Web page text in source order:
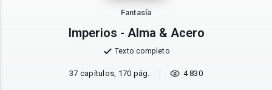
Fantasía
Imperios - Alma & Acero
Texto completo
37 capítulos, 170 pág. 4 830